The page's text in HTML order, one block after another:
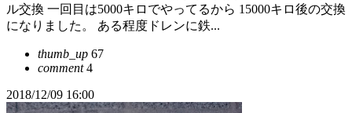
ル交換 一回目は5000キロでやってるから 15000キロ後の交換
になりました。 ある程度ドレンに鉄...
thumb_up 67
comment4
2018/12/09 16:00